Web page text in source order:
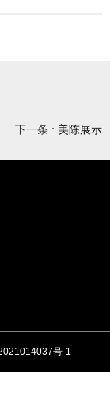
下一条 : 美陈展示
号-1